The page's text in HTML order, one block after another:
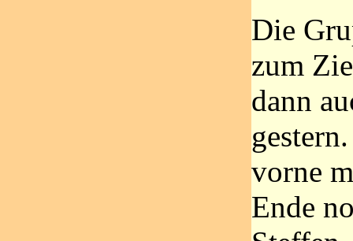
Die
zum
dann
vorne
Ende